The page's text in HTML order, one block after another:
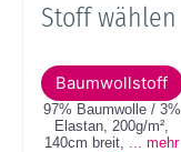
Stoff wählen
Baumwollstoff
97% Baumwolle / 3%
Elastan 200g/m²
140cm breit
... mehr